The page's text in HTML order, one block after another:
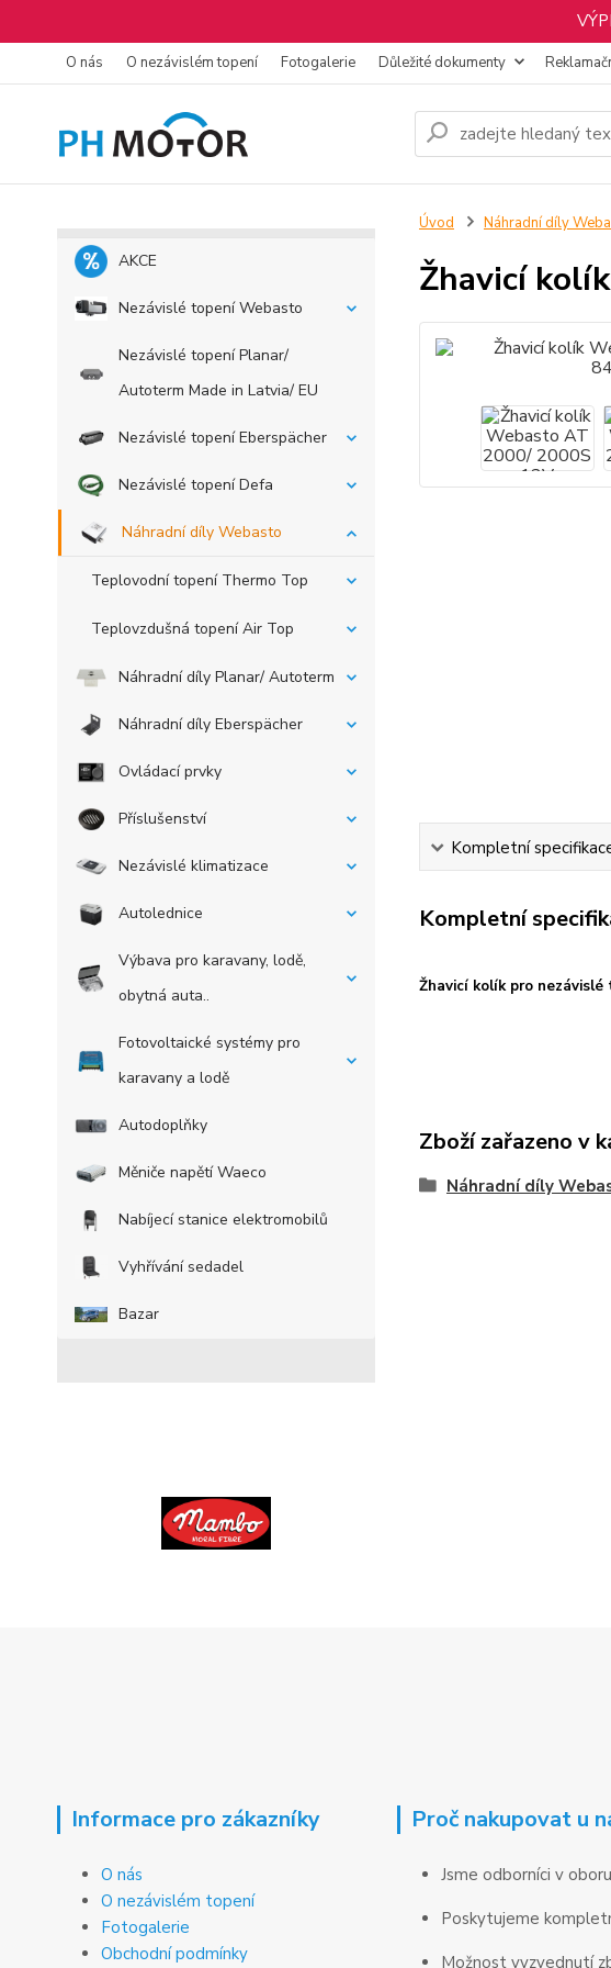
O nás O nezávislém topení Fotogalerie Důležité dokumenty
AKCE
Nezávislé topení Webasto
Nezávislé topení Planar/
Autoterm Made in Latvia/ EU
Nezávislé topení Eberspächer
Nezávislé topení Defa
Náhradní díly Webasto
Teplovodní topení Thermo Top
Teplovzdušná topení Air Top
Náhradní díly Planar/ Autoterm
Náhradní díly Eberspächer
Ovládací prvky
Příslušenství
Nezávislé klimatizace
Autolednice
Výbava pro karavany, lodě,
obytná auta..
Fotovoltaické systémy pro
karavany a lodě
Autodoplňky
Měniče napětí Waeco
Nabíjecí stanice elektromobilů
Vyhřívání sedadel
Bazar
Úvod Náhradní díly
Žhavicí
Kompletní
Kompletní
Žhavicí kolík pro
Zboží zařazeno v
Náhradní díly
Informace pro zákazníky
O nás
O nezávislém topení
Fotogalerie
Obchodní podmínky
Proč nakupovat u
Jsme odborníci v oboru
Poskytujeme
Možnost vyzvednutí